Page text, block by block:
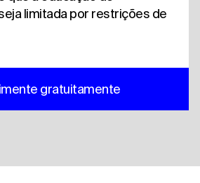
limitada por restrições de
gratuitamente